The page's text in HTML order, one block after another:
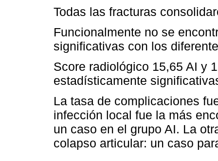
Todas las fracturas
Funcionalmente no se
significativas con los
Score radiológico 15,65 AI y
estadísticamente
La tasa de complicaciones
infección local fue la más
un caso en el grupo AI. La
colapso articular: un caso